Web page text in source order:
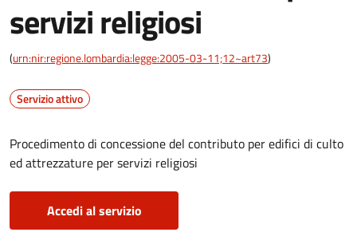
servizi religiosi
(urn:nir:regione.lombardia:legge:2005-03-11;12~art73)
Servizio attivo
Procedimento di concessione del contributo per edifici di culto
ed attrezzature per servizi religiosi
Accedi al servizio